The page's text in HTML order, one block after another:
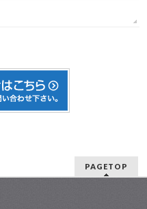
PAGETOP